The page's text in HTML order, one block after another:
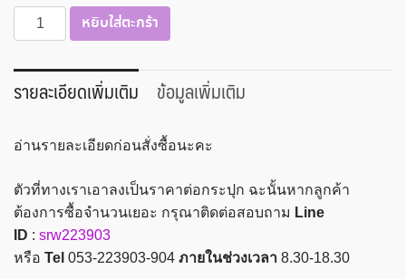
จำนวน
ปากกา
น้ำมัน
หมึก
50
YOYA
รุ่น
1201
ชิ้น
หยิบใส่ตะกร้า
รายละเอียดเพิ่มเติม ข้อมูลเพิ่มเติม
อ่านรายละเอียดก่อนสั่งซื้อนะคะ
ตัวที่ทางเราเอาลงเป็นราคาต่อกระปุก ฉะนั้นหากลูกค้า
ต้องการซื้อจำนวนเยอะ กรุณาติดต่อสอบถาม Line
ID : srw223903
หรือ Tel 053-223903-904 ภายในช่วงเวลา 8.30-18.30